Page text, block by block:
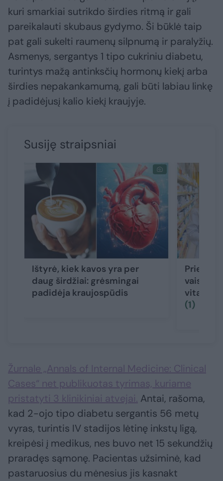
kuri smarkiai sutrikdo širdies ritmą ir gali
pareikalauti skubaus gydymo. Ši būklė taip
pat gali sukelti raumenų silpnumą ir paralyžių.
Asmenys, sergantys 1 tipo cukriniu diabetu,
turintys mažą antinksčių hormonų kiekį arba
širdies nepakankamumą, gali būti labiau linkę
į padidėjusį kalio kiekį kraujyje.
Susiję straipsniai
Ištyrė, kiek kavos yra per
daug širdžiai: grėsmingai
padidėja kraujospūdis
(1)
Žurnale „Annals of Internal Medicine: Clinical
Cases“ net publikuotas tyrimas, kuriame
pristatyti 3 klinikiniai atvejai. Antai, rašoma,
kad 2-ojo tipo diabetu sergantis 56 metų
vyras, turintis IV stadijos lėtinę inkstų ligą,
kreipėsi į medikus, nes buvo net 15 sekundžių
praradęs sąmonę. Pacientas užsiminė, kad
pastaruosius du mėnesius jis kasnakt